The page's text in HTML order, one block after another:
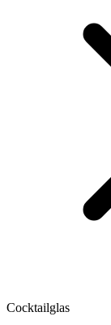
Cocktailglas